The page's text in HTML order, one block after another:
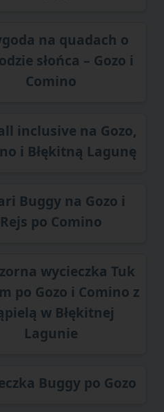
na quadach o
słońca – Gozo i
Comino
inclusive na Gozo,
i Błękitną Lagunę
Buggy na Gozo i
Rejs po Comino
wycieczka Tuk
po Gozo i Comino z
w Błękitnej
Lagunie
Buggy po Gozo